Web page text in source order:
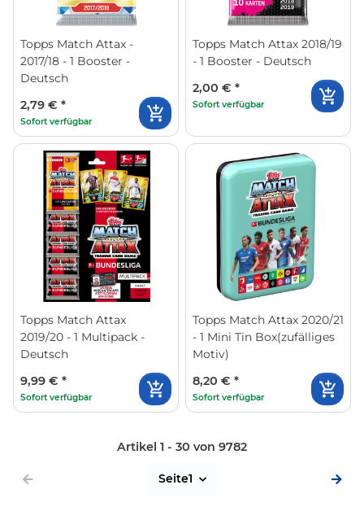
Topps Match Attax -
2017/18 - 1 Booster -
Deutsch
2,79 € *
Sofort verfügbar
Topps Match Attax 2018/19
- 1 Booster - Deutsch
2,00 € *
Sofort verfügbar
Topps Match Attax
2019/20 - 1 Multipack -
Deutsch
9,99 € *
Sofort verfügbar
Topps Match Attax 2020/21
- 1 Mini Tin Box(zufälliges
Motiv)
8,20 € *
Sofort verfügbar
Artikel 1 - 30 von 9782
Seite1